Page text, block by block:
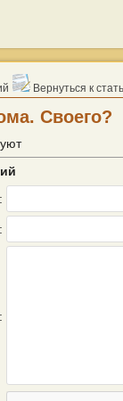
Вернуться к
Своего?